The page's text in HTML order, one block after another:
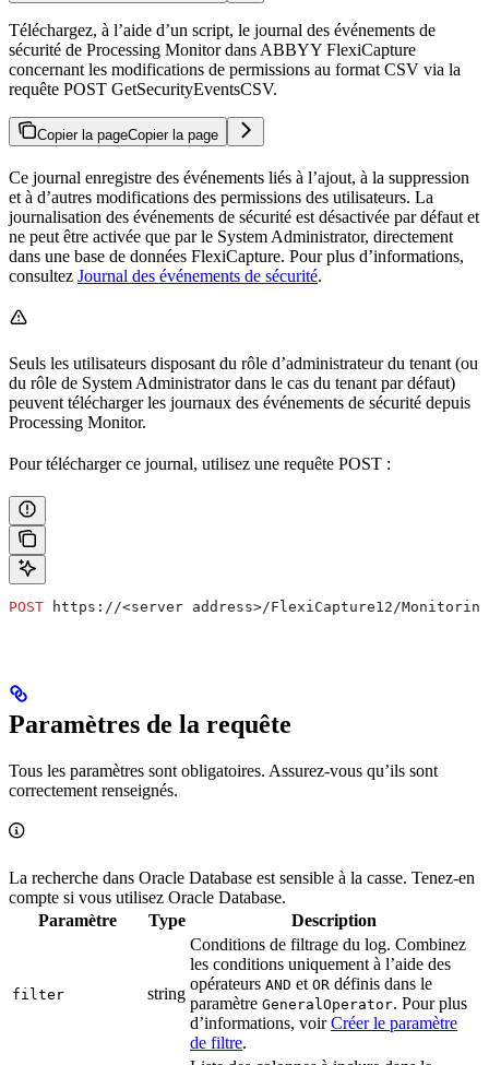
Téléchargez, à l’aide d’un script, le journal des événements de
sécurité de Processing Monitor dans ABBYY FlexiCapture
concernant les modifications de permissions au format CSV via la
requête POST GetSecurityEventsCSV.
Copier la pageCopier la page
Ce journal enregistre des événements liés à l’ajout, à la suppression
et à d’autres modifications des permissions des utilisateurs. La
journalisation des événements de sécurité est désactivée par défaut et
ne peut être activée que par le System Administrator, directement
dans une base de données FlexiCapture. Pour plus d’informations,
consultez Journal des événements de sécurité.
Seuls les utilisateurs disposant du rôle d’administrateur du tenant (ou
du rôle de System Administrator dans le cas du tenant par défaut)
peuvent télécharger les journaux des événements de sécurité depuis
Processing Monitor.
Pour télécharger ce journal, utilisez une requête POST :
POST https://<server address>/FlexiCapture12/
Paramètres de la requête
Tous les paramètres sont obligatoires. Assurez-vous qu’ils sont
correctement renseignés.
La recherche dans Oracle Database est sensible à la casse. Tenez-en
compte si vous utilisez Oracle Database.
Paramètre
Type Description
filter string
Conditions de filtrage du log. Combinez
les conditions uniquement à l’aide des
opérateurs AND et OR définis dans le
paramètre GeneralOperator. Pour plus
d’informations, voirCréer le paramètre
de filtre.